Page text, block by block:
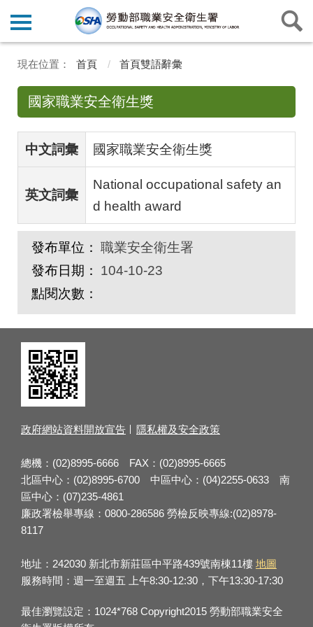
首頁 首頁雙語辭彙
國家職業安全衛生獎
中文詞彙 國家職業安全衛生獎
英文詞彙
National occupational safety an
d health award
發布單位： 職業安全衛生署
發布日期：
104-10-23
點閱次數：
政府網站資料開放宣告 隱私權及安全政策
總機：(02)8995-6666 FAX：(02)8995-6665
北區中心：(02)8995-6700 中區中心：(04)2255-0633 南
區中心：(07)235-4861
廉政署檢舉專線：0800-286586 勞檢反映專線:(02)8978-
8117
地址：242030 新北市新莊區中平路439號南棟11樓 地圖
服務時間：週一至週五 上午8:30-12:30，下午13:30-17:30
最佳瀏覽設定：1024*768 Copyright2015 勞動部職業安全